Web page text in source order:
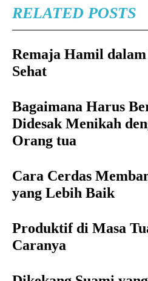
RELATED POSTS
Remaja Hamil
Sehat
Bagaimana Harus
Didesak Menikah
Orang tua
Cara Cerdas
yang Lebih Baik
Produktif di Masa
Caranya